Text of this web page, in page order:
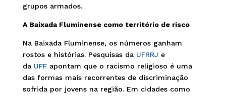
grupos armados.
A Baixada Fluminense como território de risco
Na Baixada Fluminense, os números ganham
rostos e histórias. Pesquisas da UFRRJ e
da UFFapontam que o racismo religioso é uma
das formas mais recorrentes de discriminação
sofrida por jovens na região. Em cidades como